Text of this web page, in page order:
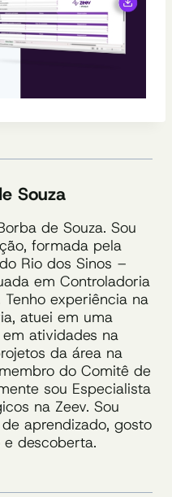
Souza
de Souza. Sou
formada pela
Rio dos Sinos –
em Controladoria
Tenho experiência na
atuei em uma
atividades na
da área na
do Comitê de
sou Especialista
na Zeev. Sou
aprendizado, gosto
descoberta.